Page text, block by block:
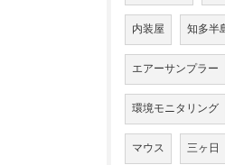
内装屋 知多半
エアーサンプラー
環境モニタリング
マウス 三ヶ日